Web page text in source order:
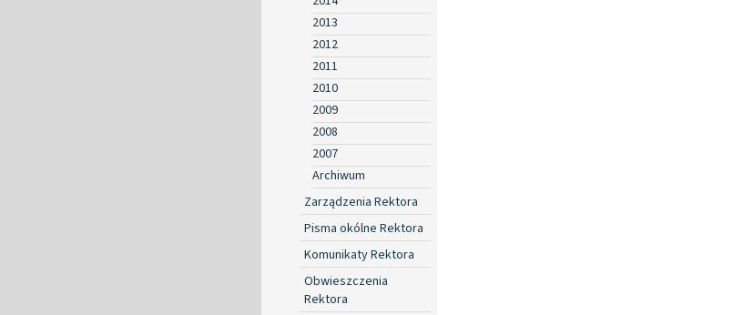
2013
2012
2011
2010
2009
2008
2007
Archiwum
Zarządzenia Rektora
Pisma okólne Rektora
Komunikaty Rektora
Obwieszczenia
Rektora